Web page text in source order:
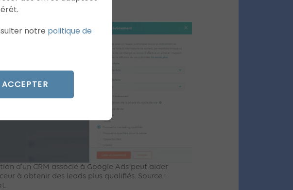
d’un CRM associé à Google Ads peut aider
à obtenir des leads plus qualifiés. Source :
notre politique de
ACCEPTER